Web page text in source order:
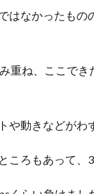
はなかったも
重ね、ここで
動きなどがわ
ころもあって、